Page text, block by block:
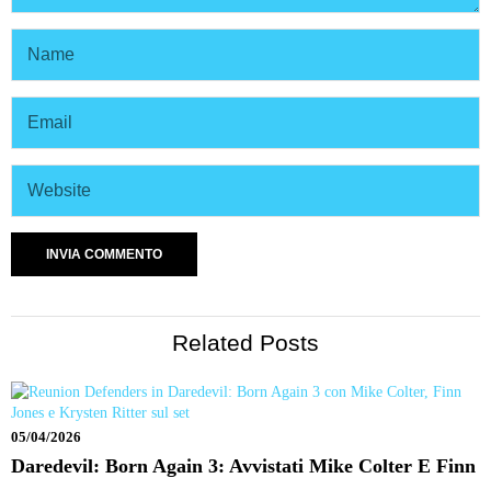
Related Posts
05/04/2026
Daredevil: Born Again 3: Avvistati Mike Colter E Finn